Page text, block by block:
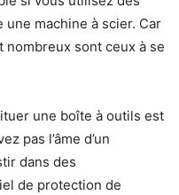
machine à scier. Car
sont ceux à se
une boîte à outils est
pas l’âme d’un
dans des
de protection de